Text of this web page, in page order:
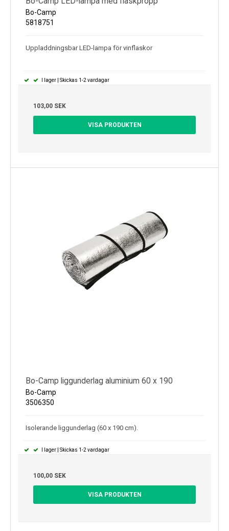
Bo-Camp
5818751
Uppladdningsbar LED-lampa för vinflaskor
I lager | Skickas 1-2 vardagar
103,00 SEK
VISA PRODUKTEN
Bo-Camp liggunderlag aluminium 60 x 190
Bo-Camp
3506350
Isolerande liggunderlag (60 x 190 cm).
I lager | Skickas 1-2 vardagar
100,00 SEK
VISA PRODUKTEN